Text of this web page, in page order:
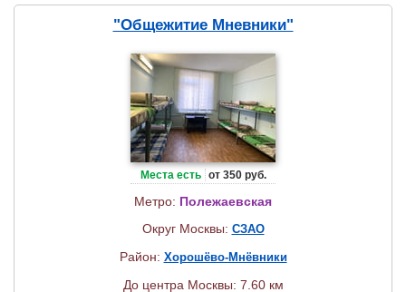
"Общежитие Мневники"
Места есть от 350 руб.
Метро: Полежаевская
Округ Москвы: СЗАО
Район: Хорошёво-Мнёвники
До центра Москвы: 7.60 км